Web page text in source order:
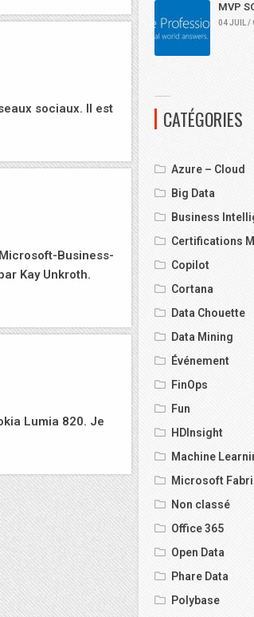
sociaux. Il est
Business-
Kay Unkroth.
Lumia 820. Je
MVP
04 JUIL /
CATÉGORIES
Azure – Cloud
Big Data
Business
Certifications
Copilot
Cortana
Data Chouette
Data Mining
Événement
FinOps
Fun
HDInsight
Machine
Microsoft
Non classé
Office 365
Open Data
Phare Data
Polybase